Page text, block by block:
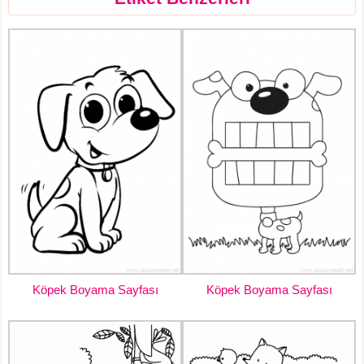
Köpek Boyama Sayfası Köpek Boyama Sayfası